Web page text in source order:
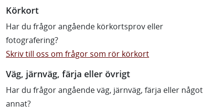
Körkort
Har du frågor angående körkortsprov eller
fotografering?
Skriv till oss om frågor som rör körkort
Väg, järnväg, färja eller övrigt
Har du frågor angående väg, järnväg, färja eller något
annat?